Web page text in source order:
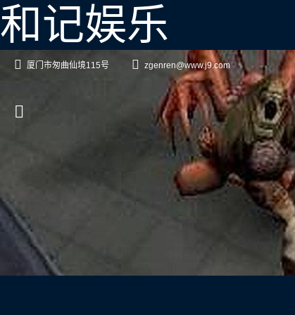
和记娱乐
厦门市匆曲仙境115号 zgenren@www.j9.com